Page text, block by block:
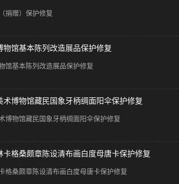
捐赠）保护修复
物馆基本陈列改造展品保护修复
馆基本陈列改造展品保护修复
术博物馆藏民国象牙柄绸面阳伞保护修复
博物馆藏民国象牙柄绸面阳伞保护修复
卡格桑颇章陈设清布画白度母唐卡保护修复
格桑颇章陈设清布画白度母唐卡保护修复